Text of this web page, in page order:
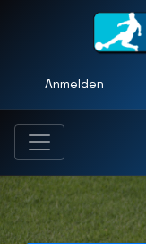
Anmelden